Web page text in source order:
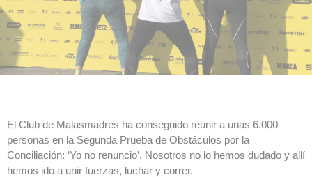
El Club de Malasmadres ha conseguido reunir a unas 6.000
personas en la Segunda Prueba de Obstáculos por la
Conciliación: ‘Yo no renuncio’. Nosotros no lo hemos dudado y allí
hemos ido a unir fuerzas, luchar y correr.